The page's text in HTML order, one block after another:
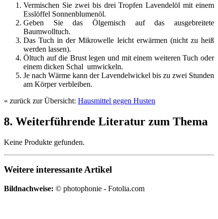
Vermischen Sie zwei bis drei Tropfen Lavendelöl mit einem
Esslöffel Sonnenblumenöl.
Geben Sie das Ölgemisch auf das ausgebreitete
Baumwolltuch.
Das Tuch in der Mikrowelle leicht erwärmen (nicht zu heiß
werden lassen).
Öltuch auf die Brust legen und mit einem weiteren Tuch oder
einem dicken Schal umwickeln.
Je nach Wärme kann der Lavendelwickel bis zu zwei Stunden
am Körper verbleiben.
« zurück zur Übersicht: Hausmittel gegen Husten
8. Weiterführende Literatur zum Thema
Keine Produkte gefunden.
Weitere interessante Artikel
Bildnachweise: © photophonie - Fotolia.com